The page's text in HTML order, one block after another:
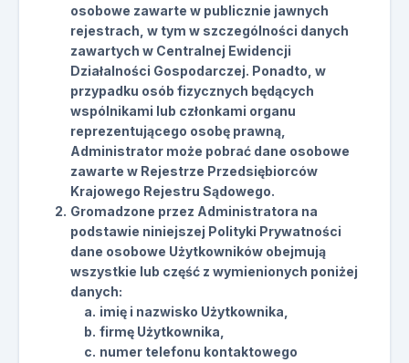
osobowe zawarte w publicznie jawnych
rejestrach, w tym w szczególności danych
zawartych w Centralnej Ewidencji
Działalności Gospodarczej. Ponadto, w
przypadku osób fizycznych będących
wspólnikami lub członkami organu
reprezentującego osobę prawną,
Administrator może pobrać dane osobowe
zawarte w Rejestrze Przedsiębiorców
Krajowego Rejestru Sądowego.
Gromadzone przez Administratora na
podstawie niniejszej Polityki Prywatności
dane osobowe Użytkowników obejmują
wszystkie lub część z wymienionych poniżej
danych:
imię i nazwisko Użytkownika,
firmę Użytkownika,
numer telefonu kontaktowego